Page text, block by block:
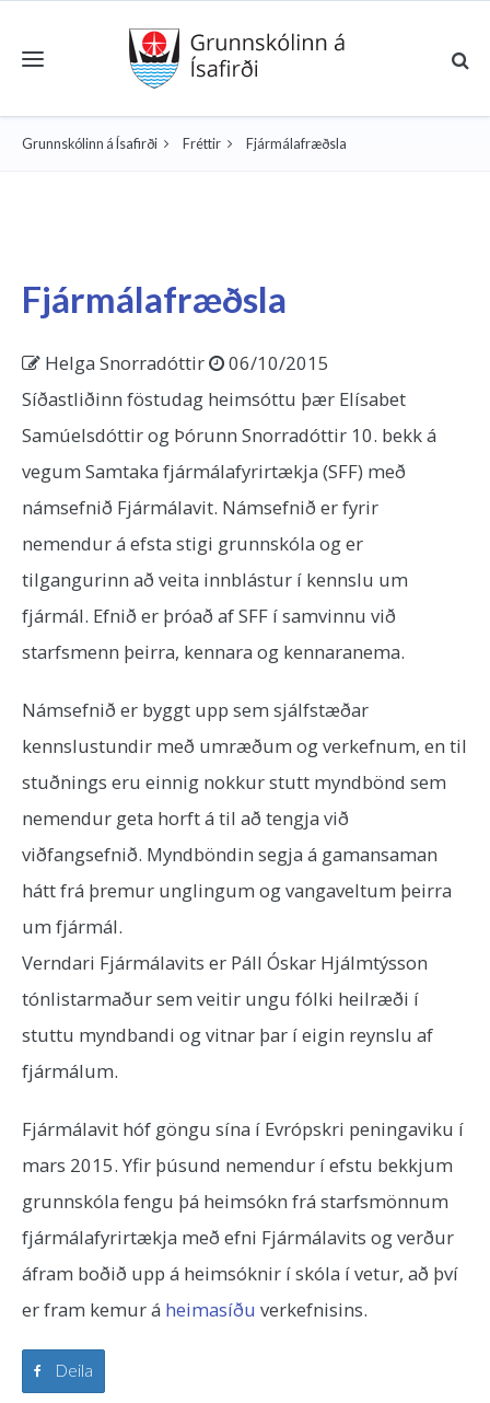
Toggle navigation
Grunnskólinn á Ísafirði Fréttir Fjármálafræðsla
Fjármálafræðsla
Helga Snorradóttir
06/10/2015
Síðastliðinn föstudag heimsóttu þær Elísabet
Samúelsdóttir og Þórunn Snorradóttir 10. bekk á
vegum Samtaka fjármálafyrirtækja (SFF) með
námsefnið Fjármálavit. Námsefnið er fyrir
nemendur á efsta stigi grunnskóla og er
tilgangurinn að veita innblástur í kennslu um
fjármál. Efnið er þróað af SFF í samvinnu við
starfsmenn þeirra, kennara og kennaranema.
Námsefnið er byggt upp sem sjálfstæðar
kennslustundir með umræðum og verkefnum, en til
stuðnings eru einnig nokkur stutt myndbönd sem
nemendur geta horft á til að tengja við
viðfangsefnið. Myndböndin segja á gamansaman
hátt frá þremur unglingum og vangaveltum þeirra
um fjármál.
Verndari Fjármálavits er Páll Óskar Hjálmtýsson
tónlistarmaður sem veitir ungu fólki heilræði í
stuttu myndbandi og vitnar þar í eigin reynslu af
fjármálum.
Fjármálavit hóf göngu sína í Evrópskri peningaviku í
mars 2015. Yfir þúsund nemendur í efstu bekkjum
grunnskóla fengu þá heimsókn frá starfsmönnum
fjármálafyrirtækja með efni Fjármálavits og verður
áfram boðið upp á heimsóknir í skóla í vetur, að því
er fram kemur á heimasíðu verkefnisins.
Deila